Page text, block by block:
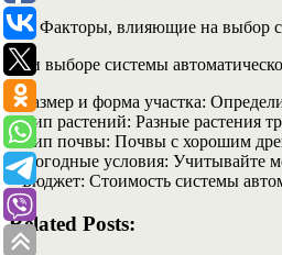
### Факторы, влияющие на выбор
При выборе системы
* Размер и форма участка:
* Тип растений: Разные растения
* Тип почвы: Почвы с хорошим
* Погодные условия: Учитывайте
* Бюджет: Стоимость системы
Related Posts: